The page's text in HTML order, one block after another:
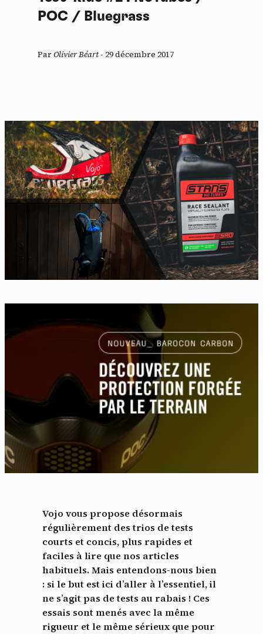
POC / Bluegrass
ParOlivier Béart- 29 décembre 2017
Vojo vous propose désormais
régulièrement des trios de tests
courts et concis, plus rapides et
faciles à lire que nos articles
habituels. Mais entendons-nous bien
: si le but est ici d’aller à l’essentiel, il
ne s’agit pas de tests au rabais ! Ces
essais sont menés avec la même
rigueur et le même sérieux que pour